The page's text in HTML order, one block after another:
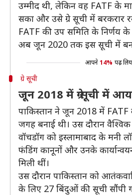
उम्मीद थी, लेकिन वह FATF के
सका और उसे ग्रे सूची में बरकरार
FATF की उप समिति के निर्णय के
अब जून 2020 तक इस सूची में
आपने 14% पढ़
ग्रे सूची
जून 2018 में ग्रे सूची में
पाकिस्तान ने जून 2018 में FATF
जगह बनाई थी। उस दौरान
वॉचडॉग को इस्लामाबाद के मनी
फंडिंग कानूनों और उनके
मिली थीं।
उस दौरान पाकिस्तान को
के लिए 27 बिंदुओं की सूची सौंपी